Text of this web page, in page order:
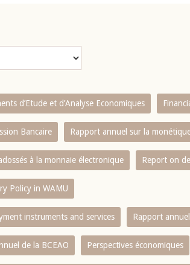
d’Etude et d’Analyse Economiques
Bancaire Rapport annuel sur la
à la monnaie électronique Report on
Policy in WAMU
instruments and services Rapport
de la BCEAO Perspectives économiques